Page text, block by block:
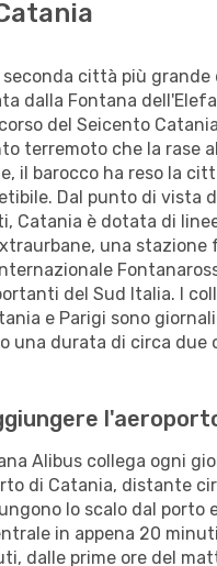
seconda città più grande
dalla Fontana
del Seicento
terremoto che la rase
il barocco ha reso la
Dal punto di vista
Catania è dotata di
una stazione
del Sud Italia. I
e Parigi sono
una durata di circa due
Alibus collega ogni
di Catania, distante
lo scalo dal porto
in appena 20
dalle prime ore del